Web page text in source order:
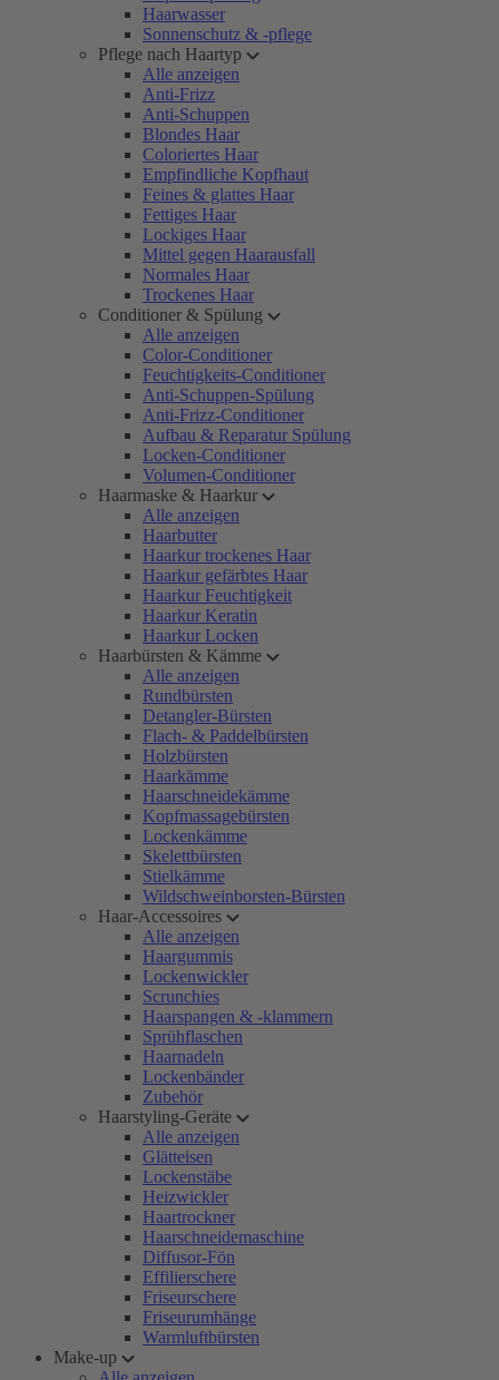
Haarwasser
Sonnenschutz & -pflege
Pflege nach Haartyp
Alle anzeigen
Anti-Frizz
Anti-Schuppen
Blondes Haar
Coloriertes Haar
Empfindliche Kopfhaut
Feines & glattes Haar
Fettiges Haar
Lockiges Haar
Mittel gegen Haarausfall
Normales Haar
Trockenes Haar
Conditioner & Spülung
Alle anzeigen
Color-Conditioner
Feuchtigkeits-Conditioner
Anti-Schuppen-Spülung
Anti-Frizz-Conditioner
Aufbau & Reparatur Spülung
Locken-Conditioner
Volumen-Conditioner
Haarmaske & Haarkur
Alle anzeigen
Haarbutter
Haarkur trockenes Haar
Haarkur gefärbtes Haar
Haarkur Feuchtigkeit
Haarkur Keratin
Haarkur Locken
Haarbürsten & Kämme
Alle anzeigen
Rundbürsten
Detangler-Bürsten
Flach- & Paddelbürsten
Holzbürsten
Haarkämme
Haarschneidekämme
Kopfmassagebürsten
Lockenkämme
Skelettbürsten
Stielkämme
Wildschweinborsten-Bürsten
Haar-Accessoires
Alle anzeigen
Haargummis
Lockenwickler
Scrunchies
Haarspangen & -klammern
Sprühflaschen
Haarnadeln
Lockenbänder
Zubehör
Haarstyling-Geräte
Alle anzeigen
Glätteisen
Lockenstäbe
Heizwickler
Haartrockner
Haarschneidemaschine
Diffusor-Fön
Effilierschere
Friseurschere
Friseurumhänge
Warmluftbürsten
Make-up